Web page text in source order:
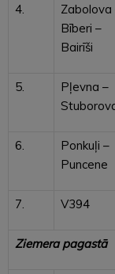
4.
Zabolova
Bīberi –
Bairīši
5.
Pļevna –
6.
Ponkuļi –
Puncene
7. V394
Ziemera pagastā